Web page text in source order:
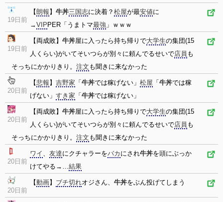
19日前
【朗報 】 牛丼三国志に決着？ 松屋が最安値に
→VIP PER「うまトマ最強 」ｗｗｗ
19日前
【両成敗】 牛丼屋に入ったら持ち帰りで大学生の集団(15
人くらい)がいてそいつらが別々に頼んでるせいで店員 も
そっちにかかりきり。 注文 も聞きに来なかった
20日前
【悲報 】 吉野家 「 牛丼では稼げない」 松屋 「 牛丼では稼
げない」 すき家 「 牛丼では稼げない」
20日前
【両成敗】 牛丼屋に入ったら持ち帰りで大学生の集団(15
人くらい)がいてそいつらが別々に頼んでるせいで店員 も
そっちにかかりきり。 注文 も聞きに来なかった
20日前
ワイ 、 友達にクチャラーをバカ にされ牛丼を頭にぶっか
けてやる→…結果
20日前
【動画】 ブチ切れオジさん、 牛丼をぶん投げてしまう